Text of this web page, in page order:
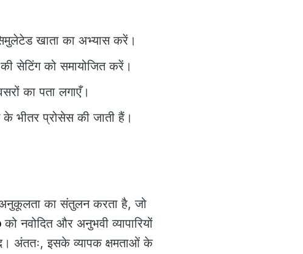
खाता का अभ्यास करें।
सेटिंग को समायोजित करें।
का पता लगाएँ।
भीतर प्रोसेस की जाती हैं।
का संतुलन करता है, जो
को नवोदित और अनुभवी व्यापारियों
अंततः, इसके व्यापक क्षमताओं के